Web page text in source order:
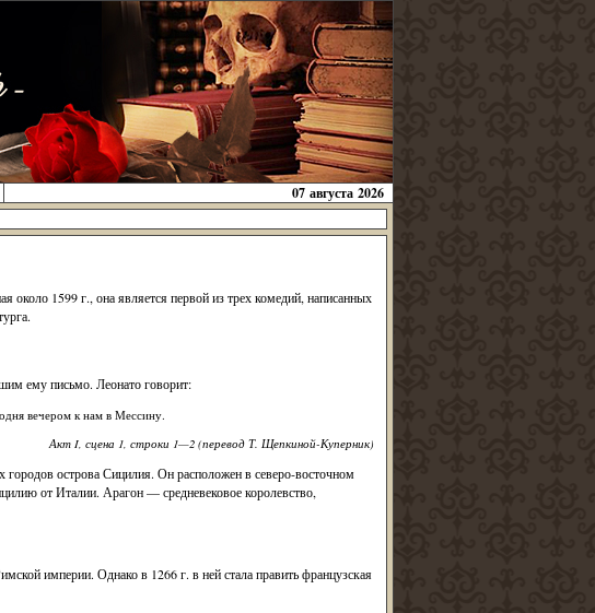
07 августа 2026
1599 г., она является первой из трех комедий, написанных
ему письмо. Леонато говорит:
вечером к нам в Мессину.
Акт I, сцена 1, строки 1—2 (перевод Т. Щепкиной-Куперник)
острова Сицилия. Он расположен в северо-восточном
от Италии. Арагон — средневековое королевство,
империи. Однако в 1266 г. в ней стала править французская